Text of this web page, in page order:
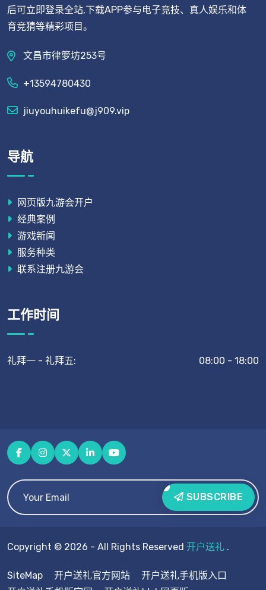
后可立即登录全站,下载APP参与电子竞技、真人娱乐和体
育竞猜等精彩项目。
文昌市律箩坊253号
+13594780430
jiuyouhuikefu@j909.vip
导航
网页版九游会开户
经典案例
游戏新闻
服务种类
联系注册九游会
工作时间
礼拜一 - 礼拜五: 08:00 - 18:00
SUBSCRIBE
Copyright © 2026 - All Rights Reserved 开户送礼 .
SiteMap 开户送礼官方网站
开户送礼手机版入口